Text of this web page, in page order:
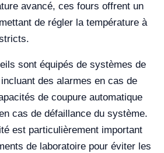
avancé, ces fours offrent un
de régler la température à
sont équipés de systèmes de
des alarmes en cas de
de coupure automatique
cas de défaillance du système.
est particulièrement important
de laboratoire pour éviter les